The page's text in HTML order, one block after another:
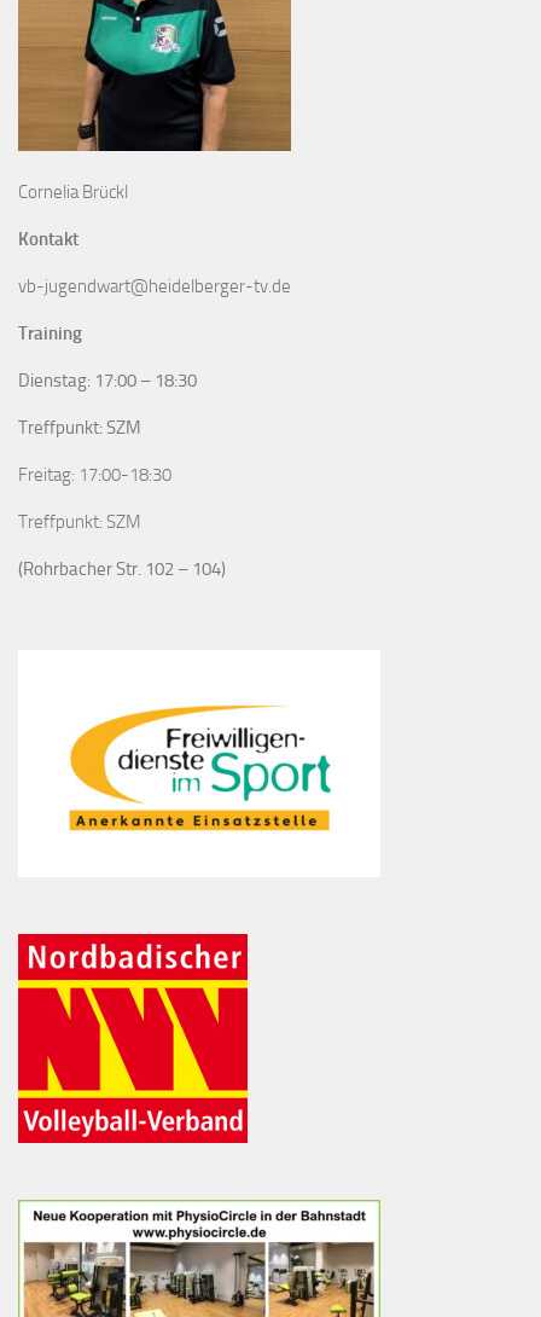
Cornelia Brückl
Kontakt
vb-jugendwart@heidelberger-tv.de
Training
Dienstag: 17:00 – 18:30
Treffpunkt: SZM
Freitag: 17:00-18:30
Treffpunkt: SZM
(Rohrbacher Str. 102 – 104)